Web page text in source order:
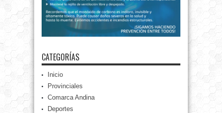
CATEGORÍAS
Inicio
Provinciales
Comarca Andina
Deportes